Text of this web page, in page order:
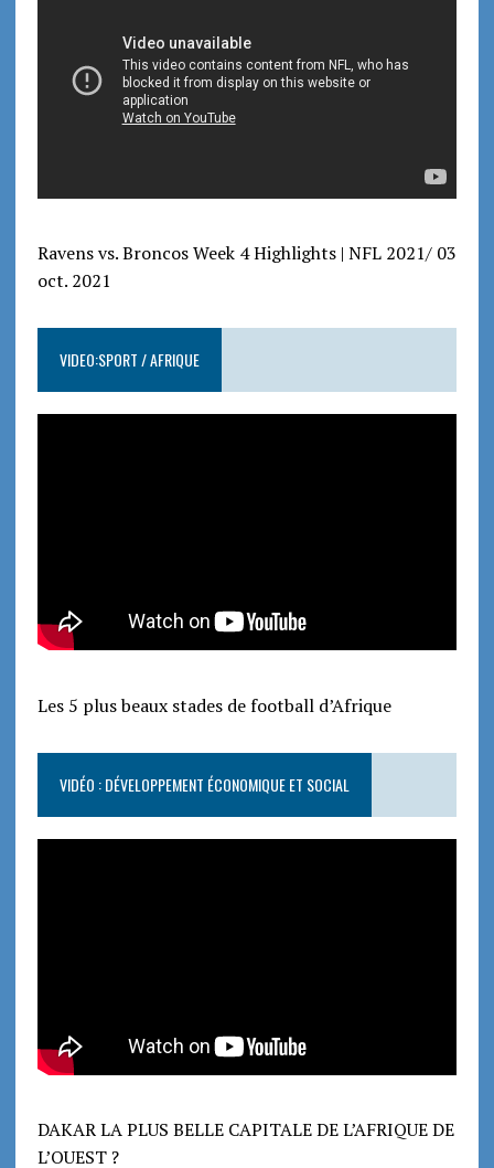
Ravens vs. Broncos Week 4 Highlights | NFL 2021/ 03
oct. 2021
VIDEO:SPORT / AFRIQUE
Les 5 plus beaux stades de football d’Afrique
VIDÉO : DÉVELOPPEMENT ÉCONOMIQUE ET SOCIAL
DAKAR LA PLUS BELLE CAPITALE DE L’AFRIQUE DE
L’OUEST ?